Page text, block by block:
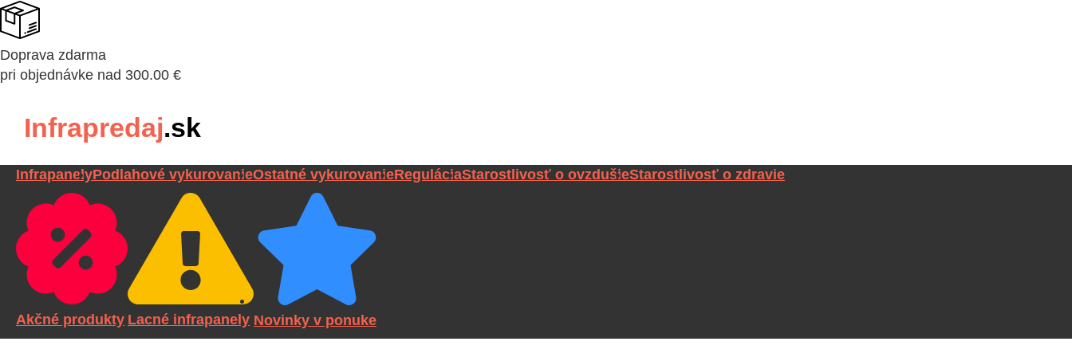
Doprava zdarma
pri objednávke nad 300.00 €
Infrapredaj.sk
InfrapanelyPodlahové vykurovanieOstatné vykurovanieReguláciaStarostlivosť o ovzdušieStarostlivosť o zdravie
Akčné produkty Lacné infrapanely Novinky v ponuke